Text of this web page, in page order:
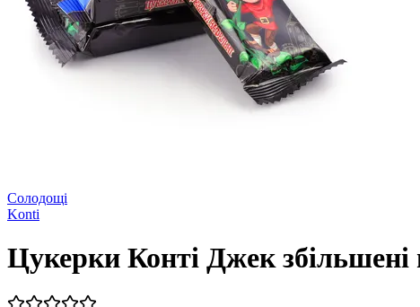
Солодощі
Konti
Цукерки Конті Джек збільшені